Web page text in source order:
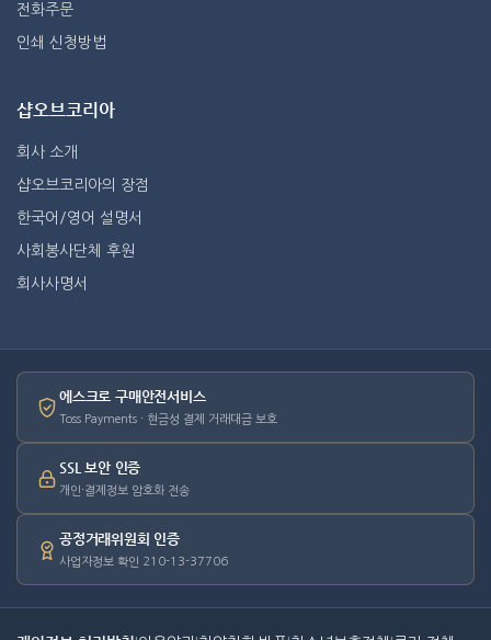
전화주문
인쇄 신청방법
샵오브코리아
회사 소개
샵오브코리아의 장점
한국어/영어 설명서
사회봉사단체 후원
회사사명서
에스크로 구매안전서비스
Toss Payments · 현금성 결제 거래대금 보호
SSL 보안 인증
개인·결제정보 암호화 전송
공정거래위원회 인증
사업자정보 확인 210-13-37706